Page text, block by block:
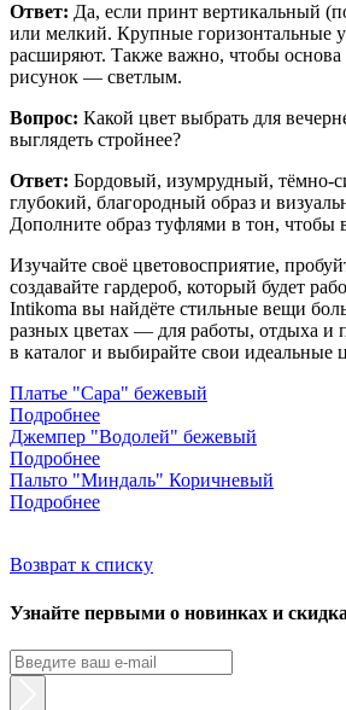
Ответ: Да, если принт вертикальный
или мелкий. Крупные горизонтальные
расширяют. Также важно, чтобы основа
рисунок — светлым.
Вопрос: Какой цвет выбрать для
выглядеть стройнее?
Ответ: Бордовый, изумрудный, тёмно-
глубокий, благородный образ и
Дополните образ туфлями в тон, чтобы
Изучайте своё цветовосприятие,
создавайте гардероб, который будет
Intikoma вы найдёте стильные вещи
разных цветах — для работы, отдыха и
в каталог и выбирайте свои идеальные
Платье "Сара" бежевый
Подробнее
Джемпер "Водолей" бежевый
Подробнее
Пальто "Миндаль" Коричневый
Подробнее
Возврат к списку
Узнайте первыми о новинках и